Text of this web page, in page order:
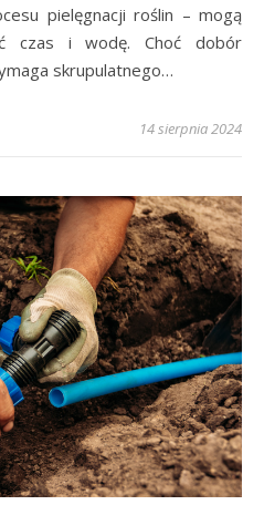
pielęgnacji roślin – mogą
czas i wodę. Choć dobór
skrupulatnego…
14 sierpnia 2024